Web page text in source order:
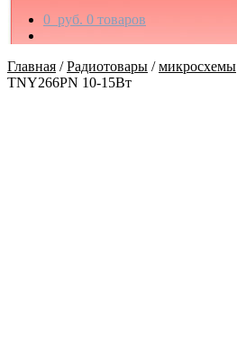
0 руб. 0 товаров
Главная /Радиотовары /микросхемы
TNY266PN 10-15Вт